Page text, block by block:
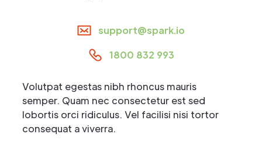
Volutpat egestas nibh rhoncus mauris
semper. Quam nec consectetur est sed
lobortis orci ridiculus. Vel facilisi nisi tortor
consequat a viverra.
support@spark.io
1800 832 993